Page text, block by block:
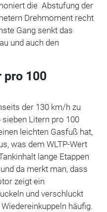
die Abstufung der
Drehmoment recht
Gang senkt das
und auch den
pro 100
der 130 km/h zu
Litern pro 100
leichten Gasfuß hat,
was dem WLTP-Wert
lange Etappen
da merkt man, dass
zeigt ein
und verschluckt
häufig.